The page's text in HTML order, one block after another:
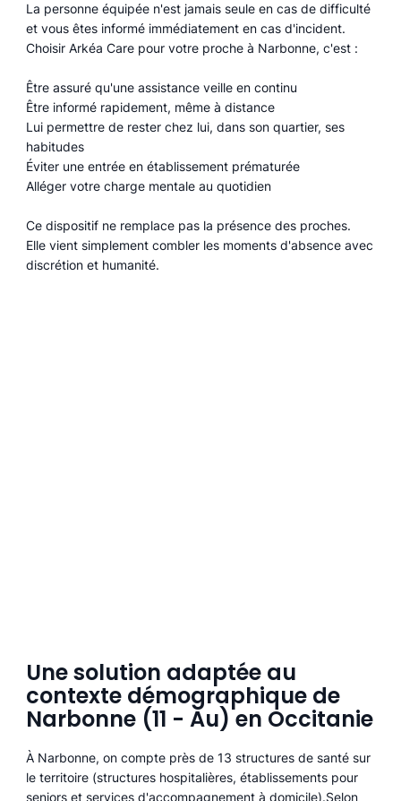
La personne équipée n'est jamais seule en cas de difficulté
et vous êtes informé immédiatement en cas d'incident.
Choisir Arkéa Care pour votre proche à Narbonne, c'est :
Être assuré qu'une assistance veille en continu
Être informé rapidement, même à distance
Lui permettre de rester chez lui, dans son quartier, ses
habitudes
Éviter une entrée en établissement prématurée
Alléger votre charge mentale au quotidien
Ce dispositif ne remplace pas la présence des proches.
Elle vient simplement combler les moments d'absence avec
discrétion et humanité.
Une solution adaptée au
contexte démographique de
Narbonne (11 - Au) en Occitanie
À Narbonne, on compte près de 13 structures de santé sur
le territoire (structures hospitalières, établissements pour
seniors et services d'accompagnement à domicile).Selon